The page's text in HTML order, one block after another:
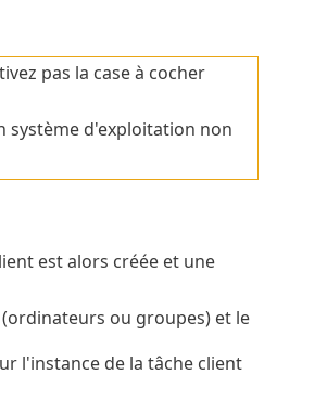
pas la case à cocher
système d'exploitation non
est alors créée et une
ou groupes) et le
l'instance de la tâche client